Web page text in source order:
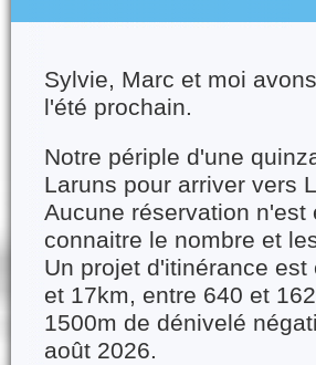
Sylvie, Marc et moi
l'été prochain.
Notre périple d'une
Laruns pour arriver vers
Aucune réservation
connaitre le nombre et
Un projet d'itinérance
et 17km, entre 640 et
1500m de dénivelé
août 2026.